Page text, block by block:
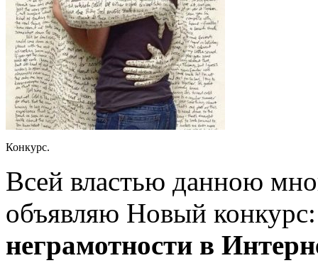
Конкурс.
Всей властью данною
объявляю Новый
неграмотности в